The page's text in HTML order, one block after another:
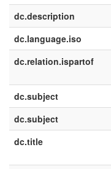
dc.description
dc.language.iso
dc.relation.ispartof
dc.subject
dc.subject
dc.title